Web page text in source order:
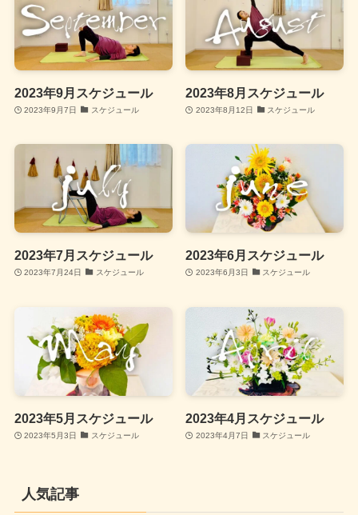
2023年9月スケジュール
2023年9月7日 スケジュール
2023年8月スケジュール
2023年8月12日 スケジュール
2023年7月スケジュール
2023年7月24日 スケジュール
2023年6月スケジュール
2023年6月3日 スケジュール
2023年5月スケジュール
2023年5月3日 スケジュール
2023年4月スケジュール
2023年4月7日 スケジュール
人気記事